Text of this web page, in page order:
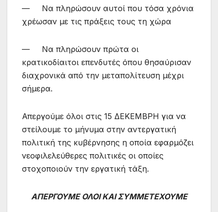
— Να πληρώσουν αυτοί που τόσα χρόνια
χρέωσαν με τις πράξεις τους τη χώρα
— Να πληρώσουν πρώτα οι
κρατικοδίαιτοι επενδυτές όπου θησαύρισαν
διαχρονικά από την μεταπολίτευση μέχρι
σήμερα.
Απεργούμε όλοι στις 15 ΔΕΚΕΜΒΡΗ για να
στείλουμε το μήνυμα στην αντεργατική
πολιτική της κυβέρνησης η οποία εφαρμόζει
νεοφιλελεύθερες πολιτικές οι οποίες
στοχοποιούν την εργατική τάξη.
ΑΠΕΡΓΟΥΜΕ ΟΛΟΙ ΚΑΙ ΣΥΜΜΕΤΕΧΟΥΜΕ